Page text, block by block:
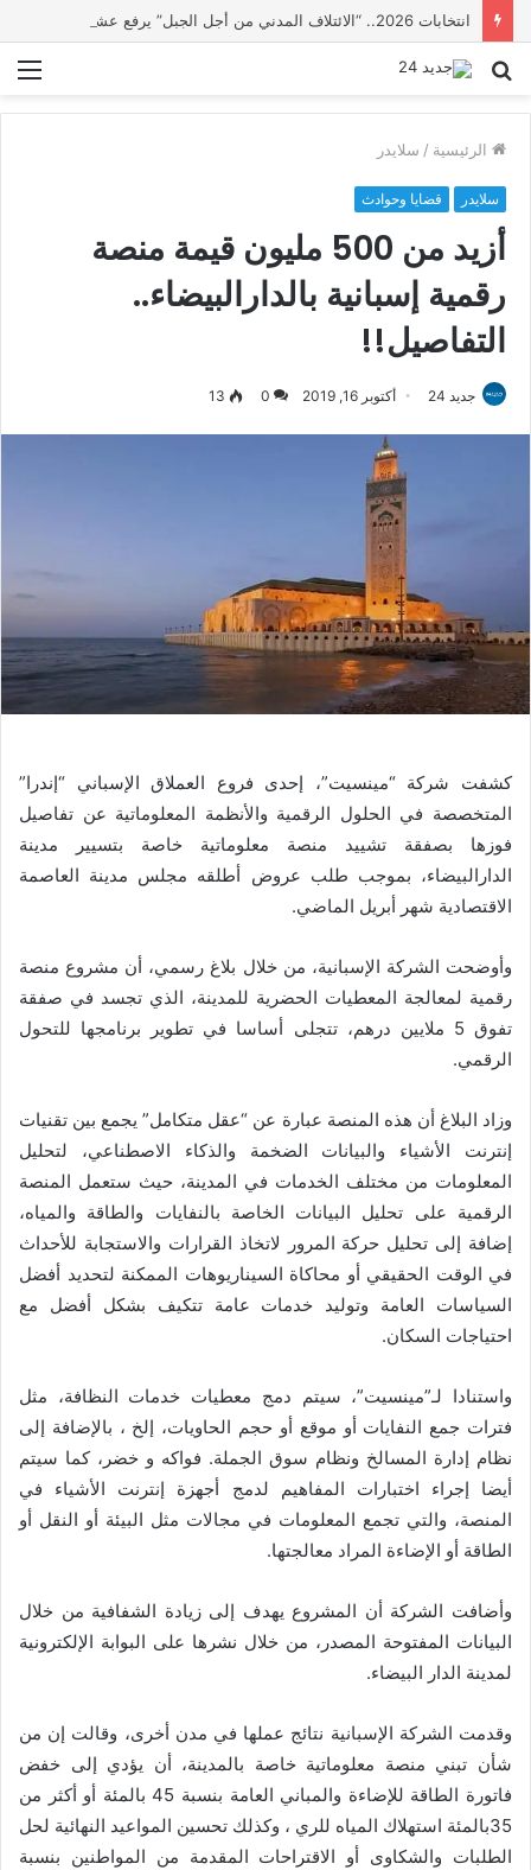
بحث
الرئيسية / سلايدر
سلايدر قضايا وحوادث
أزيد من 500 مليون قيمة منصة
رقمية إسبانية بالدارالبيضاء..
التفاصيل!!
جديد 24 أكتوبر 16, 2019 0
13
كشفت شركة “مينسيت”، إحدى فروع العملاق الإسباني “إندرا”
المتخصصة في الحلول الرقمية والأنظمة المعلوماتية عن تفاصيل
فوزها بصفقة تشييد منصة معلوماتية خاصة بتسيير مدينة
الدارالبيضاء، بموجب طلب عروض أطلقه مجلس مدينة العاصمة
الاقتصادية شهر أبريل الماضي.
وأوضحت الشركة الإسبانية، من خلال بلاغ رسمي، أن مشروع منصة
رقمية لمعالجة المعطيات الحضرية للمدينة، الذي تجسد في صفقة
تفوق 5 ملايين درهم، تتجلى أساسا في تطوير برنامجها للتحول
الرقمي.
وزاد البلاغ أن هذه المنصة عبارة عن “عقل متكامل” يجمع بين تقنيات
إنترنت الأشياء والبيانات الضخمة والذكاء الاصطناعي، لتحليل
المعلومات من مختلف الخدمات في المدينة، حيث ستعمل المنصة
الرقمية على تحليل البيانات الخاصة بالنفايات والطاقة والمياه،
إضافة إلى تحليل حركة المرور لاتخاذ القرارات والاستجابة للأحداث
في الوقت الحقيقي أو محاكاة السيناريوهات الممكنة لتحديد أفضل
السياسات العامة وتوليد خدمات عامة تتكيف بشكل أفضل مع
احتياجات السكان.
واستنادا لـ”مينسيت”، سيتم دمج معطيات خدمات النظافة، مثل
فترات جمع النفايات أو موقع أو حجم الحاويات، إلخ ، بالإضافة إلى
نظام إدارة المسالخ ونظام سوق الجملة. فواكه و خضر، كما سيتم
أيضا إجراء اختبارات المفاهيم لدمج أجهزة إنترنت الأشياء في
المنصة، والتي تجمع المعلومات في مجالات مثل البيئة أو النقل أو
الطاقة أو الإضاءة المراد معالجتها.
وأضافت الشركة أن المشروع يهدف إلى زيادة الشفافية من خلال
البيانات المفتوحة المصدر، من خلال نشرها على البوابة الإلكترونية
لمدينة الدار البيضاء.
وقدمت الشركة الإسبانية نتائج عملها في مدن أخرى، وقالت إن من
شأن تبني منصة معلوماتية خاصة بالمدينة، أن يؤدي إلى خفض
فاتورة الطاقة للإضاءة والمباني العامة بنسبة 45 بالمئة أو أكثر من
35بالمئة استهلاك المياه للري ، وكذلك تحسين المواعيد النهائية لحل
الطلبات والشكاوى أو الاقتراحات المقدمة من المواطنين بنسبة